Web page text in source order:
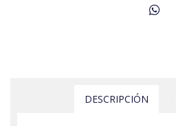
DESCRIPCIÓN